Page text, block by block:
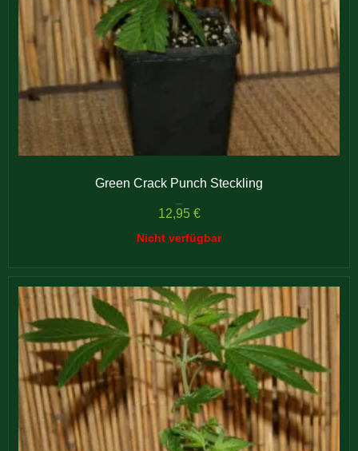
Green Crack Punch Steckling
12,95 €
Nicht verfügbar